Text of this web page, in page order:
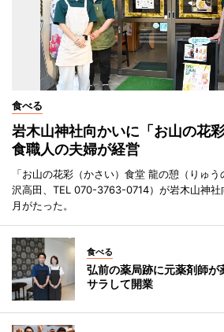
食べる
岩木山神社向かいに「お山の花
食職人の夫婦が経営
「お山の花彩（かさい）食堂 龍の憩（りゅ
沢高田、TEL 070-3763-0714）が岩木山神社
月がたった。
食べる
弘前の薬局跡に元薬剤師
サラして開業